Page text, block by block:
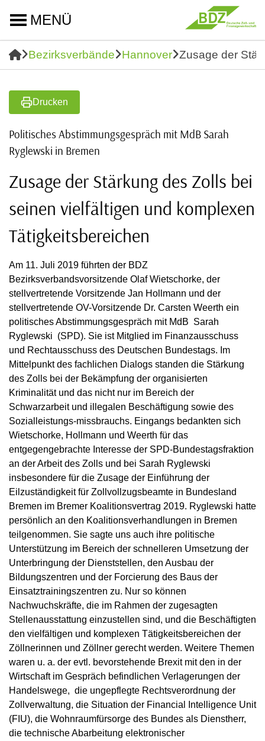
MENÜ
Bezirksverbände Hannover Zusage der
Drucken
Politisches Abstimmungsgespräch mit MdB Sarah
Ryglewski in Bremen
Zusage der Stärkung des Zolls bei
seinen vielfältigen und komplexen
Tätigkeitsbereichen
Am 11. Juli 2019 führten der BDZ
Bezirksverbandsvorsitzende Olaf Wietschorke, der
stellvertretende Vorsitzende Jan Hollmann und der
stellvertretende OV-Vorsitzende Dr. Carsten Weerth ein
politisches Abstimmungsgespräch mit MdB Sarah
Ryglewski (SPD). Sie ist Mitglied im Finanzausschuss
und Rechtausschuss des Deutschen Bundestags. Im
Mittelpunkt des fachlichen Dialogs standen die Stärkung
des Zolls bei der Bekämpfung der organisierten
Kriminalität und das nicht nur im Bereich der
Schwarzarbeit und illegalen Beschäftigung sowie des
Sozialleistungs-missbrauchs. Eingangs bedankten sich
Wietschorke, Hollmann und Weerth für das
entgegengebrachte Interesse der SPD-Bundestagsfraktion
an der Arbeit des Zolls und bei Sarah Ryglewski
insbesondere für die Zusage der Einführung der
Eilzuständigkeit für Zollvollzugsbeamte in Bundesland
Bremen im Bremer Koalitionsvertrag 2019. Ryglewski hatte
persönlich an den Koalitionsverhandlungen in Bremen
teilgenommen. Sie sagte uns auch ihre politische
Unterstützung im Bereich der schnelleren Umsetzung der
Unterbringung der Dienststellen, den Ausbau der
Bildungszentren und der Forcierung des Baus der
Einsatztrainingszentren zu. Nur so können
Nachwuchskräfte, die im Rahmen der zugesagten
Stellenausstattung einzustellen sind, und die Beschäftigten
den vielfältigen und komplexen Tätigkeitsbereichen der
Zöllnerinnen und Zöllner gerecht werden. Weitere Themen
waren u. a. der evtl. bevorstehende Brexit mit den in der
Wirtschaft im Gespräch befindlichen Verlagerungen der
Handelswege, die ungepflegte Rechtsverordnung der
Zollverwaltung, die Situation der Financial Intelligence Unit
(FIU), die Wohnraumfürsorge des Bundes als Dienstherr,
die technische Abarbeitung elektronischer